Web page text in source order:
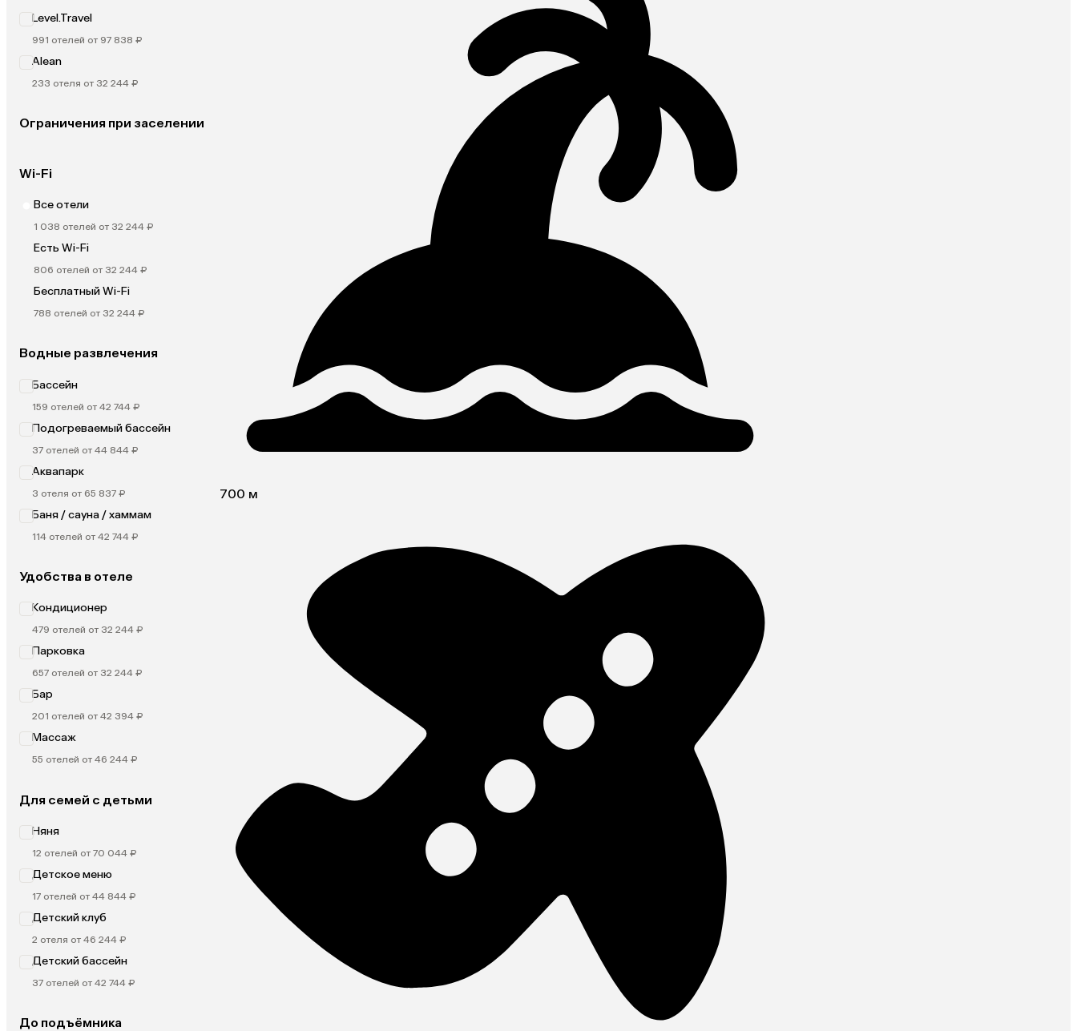
Level.Travel
991 отелей от 97 838 ₽
Alean
233 отеля от 32 244 ₽
Ограничения при заселении
Wi-Fi
Все отели
1 038 отелей от 32 244 ₽
Есть Wi-Fi
806 отелей от 32 244 ₽
Бесплатный Wi-Fi
788 отелей от 32 244 ₽
Водные развлечения
Бассейн
159 отелей от 42 744 ₽
Подогреваемый бассейн
37 отелей от 44 844 ₽
Аквапарк
3 отеля от 65 837 ₽
Баня / сауна / хаммам
114 отелей от 42 744 ₽
Удобства в отеле
Кондиционер
479 отелей от 32 244 ₽
Парковка
657 отелей от 32 244 ₽
Бар
201 отелей от 42 394 ₽
Массаж
55 отелей от 46 244 ₽
Для семей с детьми
Няня
12 отелей от 70 044 ₽
Детское меню
17 отелей от 44 844 ₽
Детский клуб
2 отеля от 46 244 ₽
Детский бассейн
37 отелей от 42 744 ₽
До подъёмника
700 м